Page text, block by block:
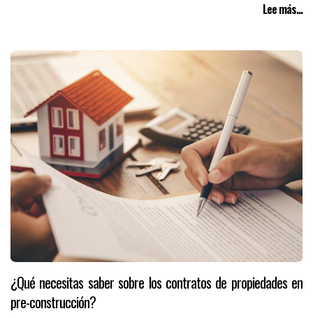
Lee más...
¿Qué necesitas saber sobre los contratos de propiedades en
pre-construcción?